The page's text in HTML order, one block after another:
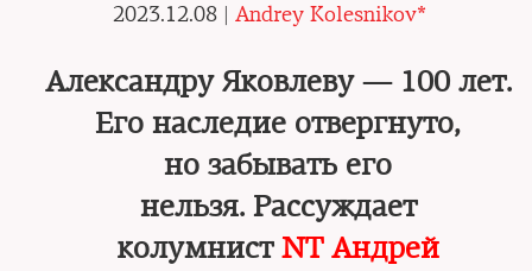
2023.12.08 | Andrey Kolesnikov*
Александру Яковлеву — 100 лет.
Его наследие отвергнуто,
но забывать его
нельзя. Рассуждает
колумнистNT Андрей